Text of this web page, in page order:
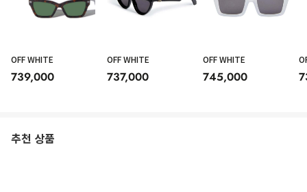
OFF WHITE
739,000
OFF WHITE
737,000
OFF WHITE
745,000
추천 상품